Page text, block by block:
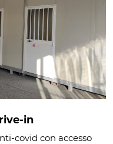
in
covid con accesso